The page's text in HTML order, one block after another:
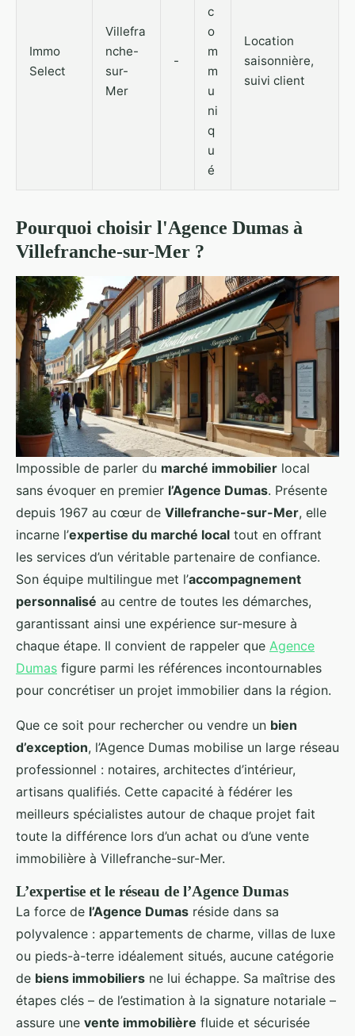
Immo
Select
Villefra
nche-
sur-
Mer
-
c
o
m
m
u
ni
q
u
é
Location
saisonnière,
suivi client
Pourquoi choisir l'Agence Dumas à
Villefranche-sur-Mer ?
Impossible de parler du marché immobilier local
sans évoquer en premier l’Agence Dumas. Présente
depuis 1967 au cœur de Villefranche-sur-Mer, elle
incarne l’expertise du marché local tout en offrant
les services d’un véritable partenaire de confiance.
Son équipe multilingue met l’accompagnement
personnalisé au centre de toutes les démarches,
garantissant ainsi une expérience sur-mesure à
chaque étape. Il convient de rappeler que Agence
Dumas figure parmi les références incontournables
pour concrétiser un projet immobilier dans la région.
Que ce soit pour rechercher ou vendre un bien
d’exception, l’Agence Dumas mobilise un large réseau
professionnel : notaires, architectes d’intérieur,
artisans qualifiés. Cette capacité à fédérer les
meilleurs spécialistes autour de chaque projet fait
toute la différence lors d’un achat ou d’une vente
immobilière à Villefranche-sur-Mer.
L’expertise et le réseau de l’Agence Dumas
La force de l’Agence Dumas réside dans sa
polyvalence : appartements de charme, villas de luxe
ou pieds-à-terre idéalement situés, aucune catégorie
de biens immobiliers ne lui échappe. Sa maîtrise des
étapes clés – de l’estimation à la signature notariale –
assure une vente immobilière fluide et sécurisée